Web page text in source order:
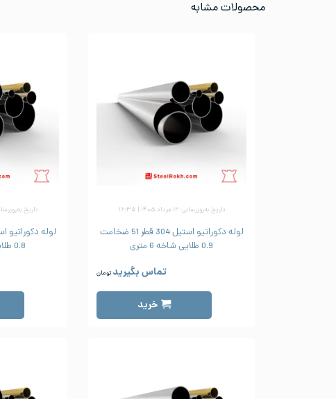
محصولات مشابه
تاریخ به‌روزرسانی: ۱۲ مرداد ۱۴۰۵ | ۱۶:۳۵
لوله دکوراتیو استیل 304 قطر 51 ضخامت
0.9 طلایی شاخه 6 متری
تماس بگیرید تومان
خرید
تاریخ به‌روزرسانی: ۱۲ مرداد
0.8 طلایی شاخه 6 متری